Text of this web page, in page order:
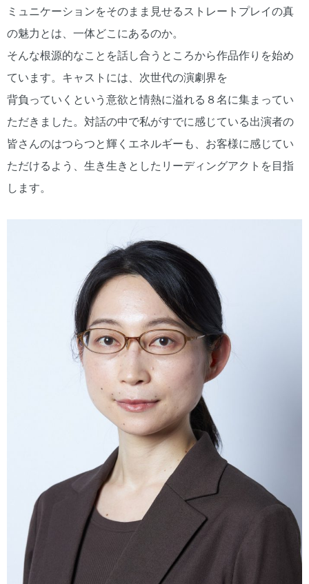
ミュニケーションをそのまま見せるストレートプレイの真
の魅力とは、一体どこにあるのか。
そんな根源的なことを話し合うところから作品作りを始め
ています。キャストには、次世代の演劇界を
背負っていくという意欲と情熱に溢れる８名に集まってい
ただきました。対話の中で私がすでに感じている出演者の
皆さんのはつらつと輝くエネルギーも、お客様に感じてい
ただけるよう、生き生きとしたリーディングアクトを目指
します。